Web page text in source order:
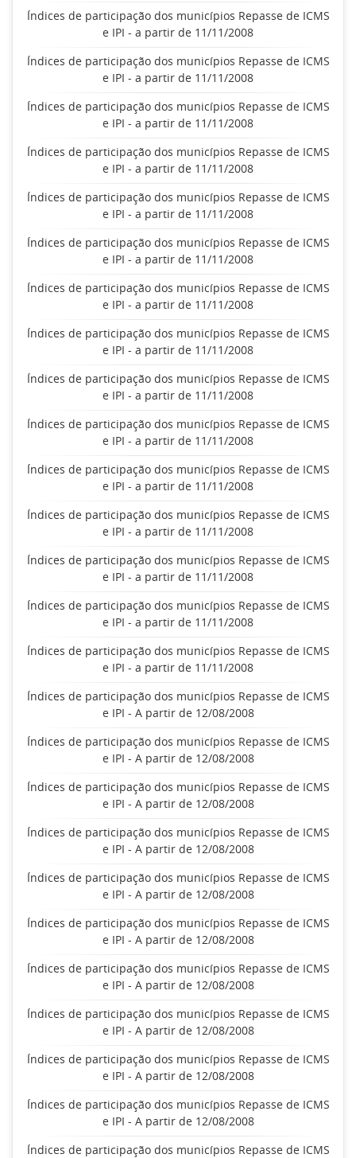
Índices de participação dos municípios Repasse de ICMS
e IPI - a partir de 11/11/2008
Índices de participação dos municípios Repasse de ICMS
e IPI - a partir de 11/11/2008
Índices de participação dos municípios Repasse de ICMS
e IPI - a partir de 11/11/2008
Índices de participação dos municípios Repasse de ICMS
e IPI - a partir de 11/11/2008
Índices de participação dos municípios Repasse de ICMS
e IPI - a partir de 11/11/2008
Índices de participação dos municípios Repasse de ICMS
e IPI - a partir de 11/11/2008
Índices de participação dos municípios Repasse de ICMS
e IPI - a partir de 11/11/2008
Índices de participação dos municípios Repasse de ICMS
e IPI - a partir de 11/11/2008
Índices de participação dos municípios Repasse de ICMS
e IPI - a partir de 11/11/2008
Índices de participação dos municípios Repasse de ICMS
e IPI - a partir de 11/11/2008
Índices de participação dos municípios Repasse de ICMS
e IPI - a partir de 11/11/2008
Índices de participação dos municípios Repasse de ICMS
e IPI - a partir de 11/11/2008
Índices de participação dos municípios Repasse de ICMS
e IPI - a partir de 11/11/2008
Índices de participação dos municípios Repasse de ICMS
e IPI - a partir de 11/11/2008
Índices de participação dos municípios Repasse de ICMS
e IPI - a partir de 11/11/2008
Índices de participação dos municípios Repasse de ICMS
e IPI - A partir de 12/08/2008
Índices de participação dos municípios Repasse de ICMS
e IPI - A partir de 12/08/2008
Índices de participação dos municípios Repasse de ICMS
e IPI - A partir de 12/08/2008
Índices de participação dos municípios Repasse de ICMS
e IPI - A partir de 12/08/2008
Índices de participação dos municípios Repasse de ICMS
e IPI - A partir de 12/08/2008
Índices de participação dos municípios Repasse de ICMS
e IPI - A partir de 12/08/2008
Índices de participação dos municípios Repasse de ICMS
e IPI - A partir de 12/08/2008
Índices de participação dos municípios Repasse de ICMS
e IPI - A partir de 12/08/2008
Índices de participação dos municípios Repasse de ICMS
e IPI - A partir de 12/08/2008
Índices de participação dos municípios Repasse de ICMS
e IPI - A partir de 12/08/2008
Índices de participação dos municípios Repasse de ICMS